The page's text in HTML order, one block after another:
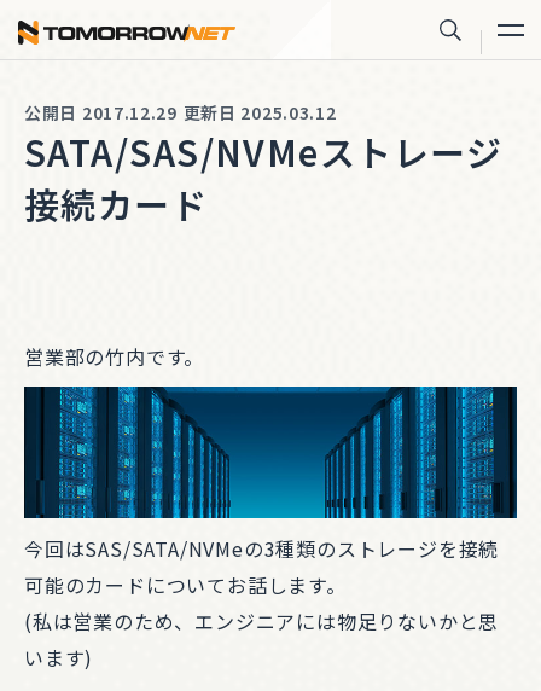
株式会社トゥモロー・ネット
サイト内
公開日 2017.12.29 更新日 2025.03.12
SATA/SAS/NVMeストレージ
接続カード
営業部の竹内です。
今回はSAS/SATA/NVMeの3種類のストレージを接続
可能のカードについてお話します。
(私は営業のため、エンジニアには物足りないかと思
います)